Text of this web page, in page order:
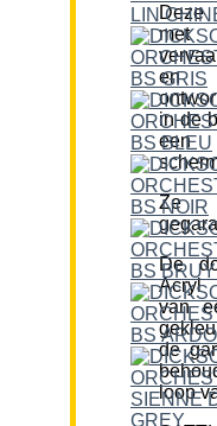
met
en
in de
een
Ze
De
Acryl
van
de
loop